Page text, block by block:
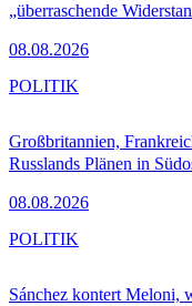
„überraschende
08.08.2026
Großbritannien,
Russlands Plänen in
08.08.2026
POLITIK
Sánchez kontert Meloni,
POLITIK